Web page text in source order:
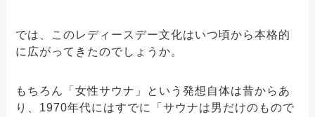
では、このレディースデー文化はいつ頃から本格的
に広がってきたのでしょうか。
もちろん「女性サウナ」という発想自体は昔からあ
り、1970年代にはすでに「サウナは男だけのもので